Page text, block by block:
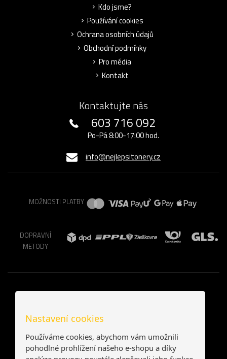
Kdo jsme?
Používání cookies
Ochrana osobních údajů
Obchodní podmínky
Pro média
Kontakt
Kontaktujte nás
603 716 092
Po-Pá 8:00-17:00 hod.
info@nejlepsitonery.cz
MOŽNOSTI PLATBY
DOPRAVNÍ
METODY
Nastavení cookies
Používáme cookies, abychom vám umožnili
pohodlné prohlížení našeho e-shopu a díky